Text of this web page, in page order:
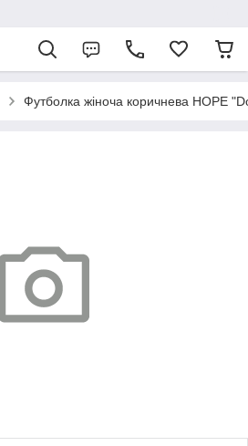
Футболка жіноча коричнева HOPE